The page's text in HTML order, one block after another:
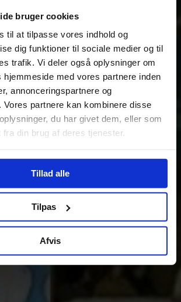
bruger cookies
til at tilpasse vores indhold og
dig funktioner til sociale medier og til
trafik. Vi deler også oplysninger om
hjemmeside med vores partnere inden
annonceringspartnere og
Vores partnere kan kombinere disse
du har givet dem, eller som
din brug af deres tjenester.
Tillad alle
Tilpas
Afvis